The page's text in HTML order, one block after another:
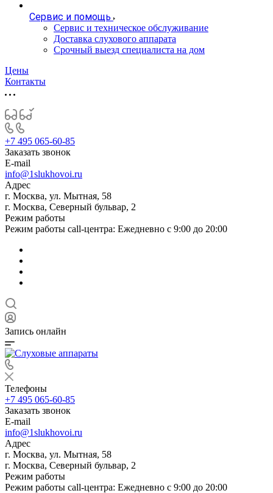
Сервис и помощь
Сервис и техническое обслуживание
Доставка слухового аппарата
Срочный выезд специалиста на дом
Цены
Контакты
+7 495 065-60-85
Заказать звонок
E-mail
info@1slukhovoi.ru
Адрес
г. Москва, ул. Мытная, 58
г. Москва, Северный бульвар, 2
Режим работы
Режим работы call-центра: Ежедневно с 9:00 до 20:00
Запись онлайн
Телефоны
+7 495 065-60-85
Заказать звонок
E-mail
info@1slukhovoi.ru
Адрес
г. Москва, ул. Мытная, 58
г. Москва, Северный бульвар, 2
Режим работы
Режим работы call-центра: Ежедневно с 9:00 до 20:00